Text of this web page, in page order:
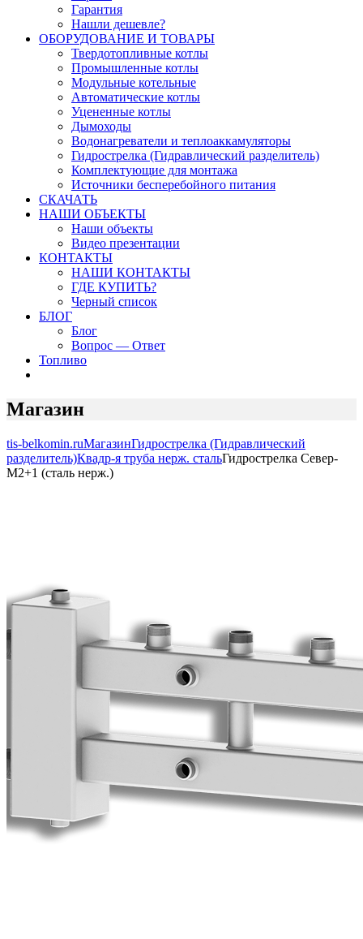
Гарантия
Нашли дешевле?
ОБОРУДОВАНИЕ И ТОВАРЫ
Твердотопливные котлы
Промышленные котлы
Модульные котельные
Автоматические котлы
Уцененные котлы
Дымоходы
Водонагреватели и теплоаккамуляторы
Гидрострелка (Гидравлический разделитель)
Комплектующие для монтажа
Источники бесперебойного питания
СКАЧАТЬ
НАШИ ОБЪЕКТЫ
Наши объекты
Видео презентации
КОНТАКТЫ
НАШИ КОНТАКТЫ
ГДЕ КУПИТЬ?
Черный список
БЛОГ
Блог
Вопрос — Ответ
Топливо
Магазин
tis-belkomin.ruМагазинГидрострелка (Гидравлический
разделитель)Квадр-я труба нерж. стальГидрострелка Север-
M2+1 (сталь нерж.)